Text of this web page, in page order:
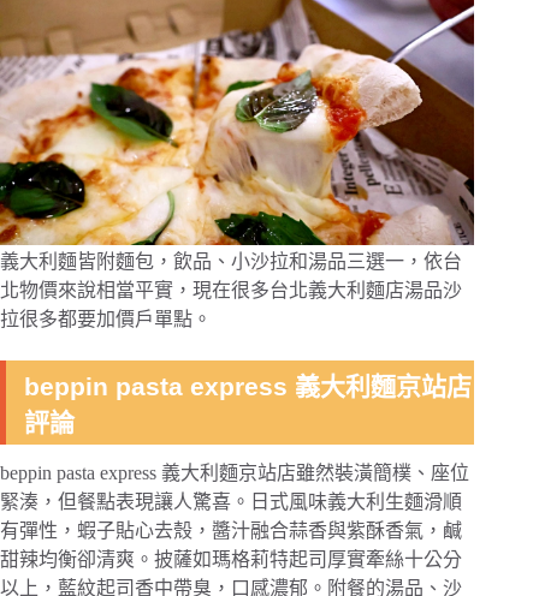
義大利麵皆附麵包，飲品、小沙拉和湯品三選一，依台
北物價來說相當平實，現在很多台北義大利麵店湯品沙
拉很多都要加價戶單點。
beppin pasta express 義大利麵京站店
評論
beppin pasta express 義大利麵京站店雖然裝潢簡樸、座位
緊湊，但餐點表現讓人驚喜。日式風味義大利生麵滑順
有彈性，蝦子貼心去殼，醬汁融合蒜香與紫酥香氣，鹹
甜辣均衡卻清爽。披薩如瑪格莉特起司厚實牽絲十公分
以上，藍紋起司香中帶臭，口感濃郁。附餐的湯品、沙